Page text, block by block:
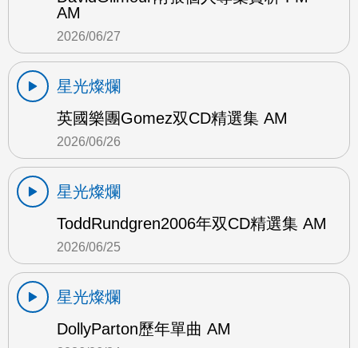
AM
2026/06/27
星光燦爛
英國樂團Gomez双CD精選集 AM
2026/06/26
星光燦爛
ToddRundgren2006年双CD精選集 AM
2026/06/25
星光燦爛
DollyParton歷年單曲 AM